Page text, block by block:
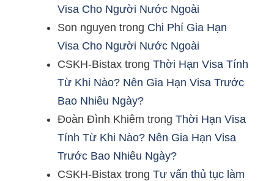
Visa Cho Người Nước Ngoài
Son nguyen trong Chi Phí Gia Hạn
Visa Cho Người Nước Ngoài
CSKH-Bistax trong Thời Hạn Visa Tính
Từ Khi Nào? Nên Gia Hạn Visa Trước
Bao Nhiêu Ngày?
Đoàn Đình Khiêm trong Thời Hạn Visa
Tính Từ Khi Nào? Nên Gia Hạn Visa
Trước Bao Nhiêu Ngày?
CSKH-Bistax trong Tư vấn thủ tục làm